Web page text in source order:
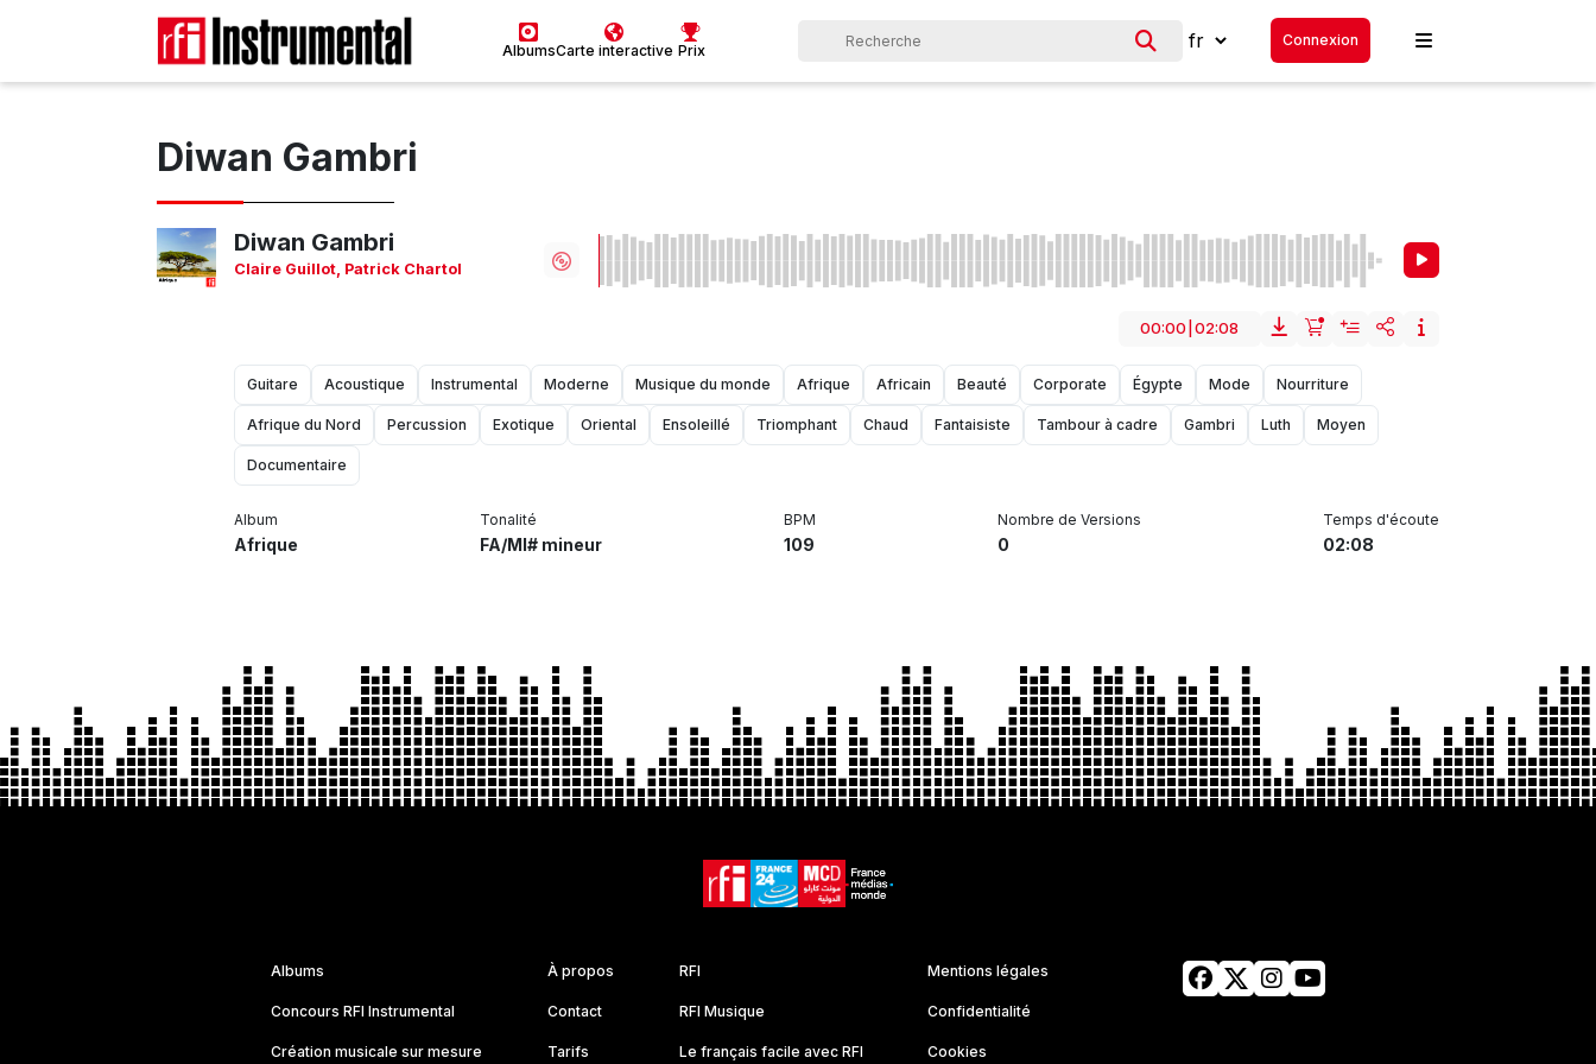
AlbumsCarte interactive Prix
Connexion
Diwan Gambri
Diwan Gambri
Claire Guillot Patrick Chartol
00:00 02:08
Guitare Acoustique Instrumental Moderne Musique du monde Afrique Africain Beauté Corporate Égypte Mode Nourriture
Afrique du Nord Percussion Exotique Oriental Ensoleillé Triomphant Chaud Fantaisiste Tambour à cadre Gambri Luth Moyen
Documentaire
Album
Afrique
Tonalité
FA/MI# mineur
BPM
109
Nombre de Versions
0
Temps d'écoute
02:08
Albums
Concours RFI Instrumental
Création musicale sur mesure
À propos
Contact
Tarifs
RFI
RFI Musique
Le français facile avec RFI
Mentions légales
Confidentialité
Cookies